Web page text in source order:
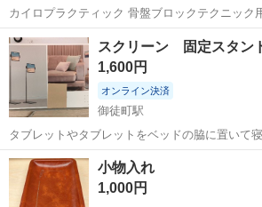
カイロプラクティック 骨盤ブロックテクニック用 SOTテクニックの
に使用します。 カイロプラクティックを極めたい治療家向け 骨盤ブロ
ック 2個セット 5000円
東京 千代田区 御徒町駅 その他
スクリーン 固定スタン
1,600円
オンライン決済
御徒町駅
タブレットやタブレットをベッドの脇に置いて
り、デスクの脇において、パソコンと二台使い
ます。
東京 台東区 御徒町駅
小物入れ
1,000円